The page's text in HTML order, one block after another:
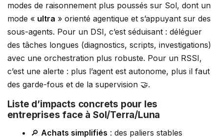
modes de raisonnement plus poussés sur Sol, dont un
mode « ultra » orienté agentique et s’appuyant sur des
sous-agents. Pour un DSI, c’est séduisant : déléguer
des tâches longues (diagnostics, scripts, investigations)
avec une orchestration plus robuste. Pour un RSSI,
c’est une alerte : plus l’agent est autonome, plus il faut
des garde-fous et de la supervision 🤝.
Liste d’impacts concrets pour les
entreprises face à Sol/Terra/Luna
🔎 Achats simplifiés : des paliers stables